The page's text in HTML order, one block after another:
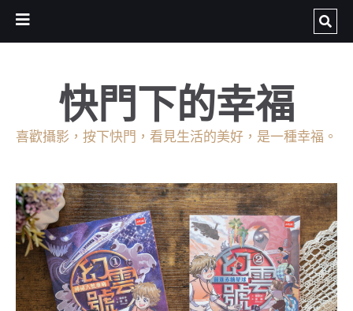
快門下的幸福
喜歡攝影，按下快門，看見生活的美好，是一種幸福。